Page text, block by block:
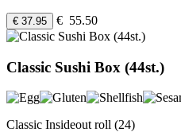
€ 37.95 € 55.50
Classic Sushi Box (44st.)
Classic Insideout roll (24)